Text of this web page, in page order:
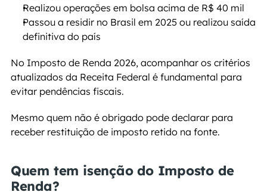
Realizou operações em bolsa acima de R$ 40 mil
Passou a residir no Brasil em 2025 ou realizou saída
definitiva do país
No Imposto de Renda 2026, acompanhar os critérios
atualizados da Receita Federal é fundamental para
evitar pendências fiscais.
Mesmo quem não é obrigado pode declarar para
receber restituição de imposto retido na fonte.
Quem tem isenção do Imposto de
Renda?